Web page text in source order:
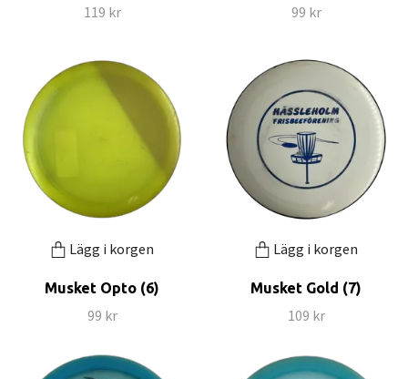
119 kr 99 kr
Lägg i korgen
Musket Opto (6)
99 kr
Lägg i korgen
Musket Gold (7)
109 kr